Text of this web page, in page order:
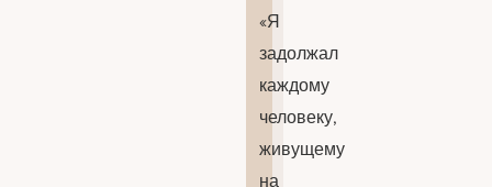
«Я
задолжал
каждому
человеку,
живущему
на